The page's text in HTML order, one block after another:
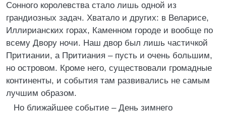
Сонного королевства стало лишь одной из
грандиозных задач. Хватало и других: в Веларисе,
Иллирианских горах, Каменном городе и вообще по
всему Двору ночи. Наш двор был лишь частичкой
Притиании, а Притиания – пусть и очень большим,
но островом. Кроме него, существовали громадные
континенты, и события там развивались не самым
лучшим образом.
Но ближайшее событие – День зимнего